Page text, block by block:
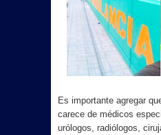
Es importante agregar
carece de médicos
urólogos, radiólogos,